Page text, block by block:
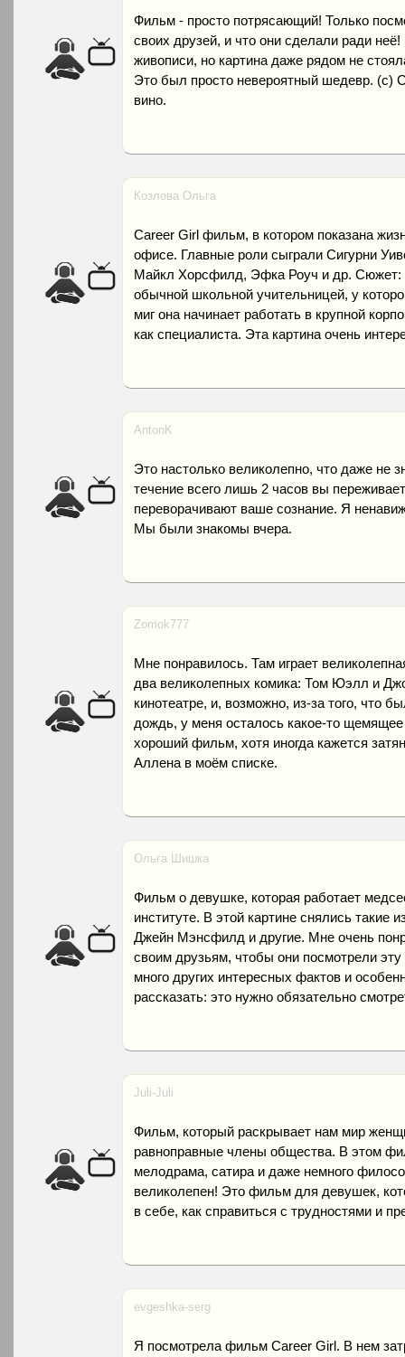
Фильм - просто потрясающий! Только
своих друзей, и что они сделали ради
живописи, но картина даже рядом не
Это был просто невероятный шедевр. (с)
вино.
Козлова Ольга
Career Girl фильм, в котором показана
офисе. Главные роли сыграли Сигурни
Майкл Хорсфилд, Эфка Роуч и др. Сюжет:
обычной школьной учительницей, у
миг она начинает работать в крупной
как специалиста. Эта картина очень
AntonK
Это настолько великолепно, что даже не
течение всего лишь 2 часов вы
переворачивают ваше сознание. Я
Мы были знакомы вчера.
Zomok777
Мне понравилось. Там играет
два великолепных комика: Том Юэлл и
кинотеатре, и, возможно, из-за того, что
дождь, у меня осталось какое-то
хороший фильм, хотя иногда кажется
Аллена в моём списке.
Ольга Шишка
Фильм о девушке, которая работает
институте. В этой картине снялись такие
Джейн Мэнсфилд и другие. Мне очень
своим друзьям, чтобы они посмотрели
много других интересных фактов и
рассказать: это нужно обязательно
Juli-Juli
Фильм, который раскрывает нам мир
равноправные члены общества. В этом
мелодрама, сатира и даже немного
великолепен! Это фильм для девушек,
в себе, как справиться с трудностями и
evgeshka-serg
Я посмотрела фильм Career Girl. В нем